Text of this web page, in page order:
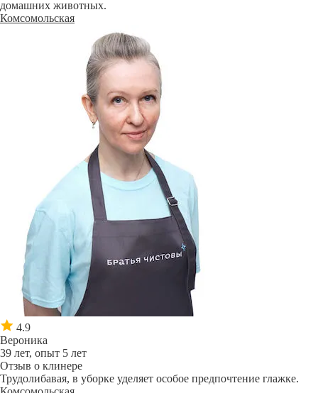
домашних животных.
Комсомольская
4.9
Вероника
39 лет, опыт 5 лет
Отзыв о клинере
Трудолибавая, в уборке уделяет особое предпочтение глажке.